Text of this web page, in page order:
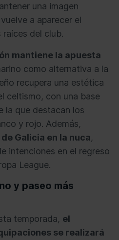
una imagen
a aparecer el
del club.
mantiene la apuesta
como alternativa a la
recupera una estética
celtismo, con una base
la que destacan los
y rojo. Además,
Galicia en la nuca,
intenciones en el regreso
League.
y paseo más
temporada, el
se realizará